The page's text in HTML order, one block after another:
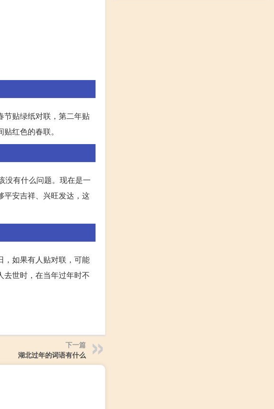
节贴绿纸对联，第二年贴
红色的春联。
没有什么问题。现在是一
平安吉祥、兴旺发达，这
，如果有人贴对联，可能
去世时，在当年过年时不
下一篇
湖北过年的词语有什么